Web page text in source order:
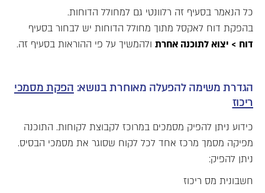
כל הנאמר בסעיף זה רלוונטי גם למחולל הדוחות.
בהפקת דוח לאקסל מתוך מחולל הדוחות יש לבחור בסעיף
דוח > יצוא לתוכנה אחרת ולהמשיך על פי ההוראות בסעיף זה.
הגדרת משימה להפעלה מאוחרת בנושא: הפקת מסמכי
ריכוז
כידוע ניתן להפיק מסמכים במרוכז לקבוצת לקוחות. התוכנה
מפיקה מסמך מרכז אחד לכל לקוח שסוגר את מסמכי הבסיס.
ניתן להפיק:
חשבונית מס ריכוז